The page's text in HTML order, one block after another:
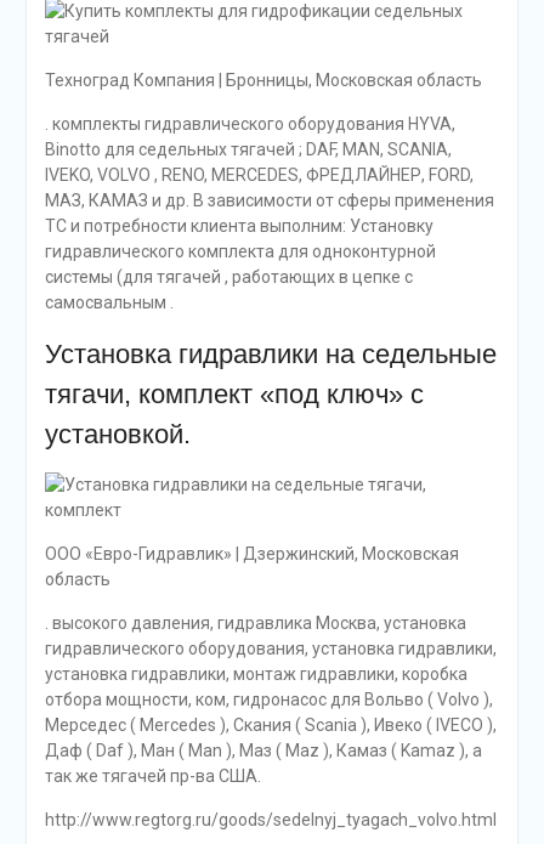
Техноград Компания | Бронницы, Московская область
. комплекты гидравлического оборудования HYVA,
Binotto для седельных тягачей ; DAF, MAN, SCANIA,
IVEKO, VOLVO , RENO, MERCEDES, ФРЕДЛАЙНЕР, FORD,
МАЗ, КАМАЗ и др. В зависимости от сферы применения
ТС и потребности клиента выполним: Установку
гидравлического комплекта для одноконтурной
системы (для тягачей , работающих в цепке с
самосвальным .
Установка гидравлики на седельные
тягачи, комплект «под ключ» с
установкой.
ООО «Евро-Гидравлик» | Дзержинский, Московская
область
. высокого давления, гидравлика Москва, установка
гидравлического оборудования, установка гидравлики,
установка гидравлики, монтаж гидравлики, коробка
отбора мощности, ком, гидронасос для Вольво ( Volvo ),
Мерседес ( Mercedes ), Скания ( Scania ), Ивеко ( IVECO ),
Даф ( Daf ), Ман ( Man ), Маз ( Maz ), Камаз ( Kamaz ), а
так же тягачей пр-ва США.
http://www.regtorg.ru/goods/sedelnyj_tyagach_volvo.html